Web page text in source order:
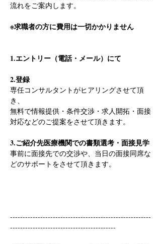
流れをご案内します。
※求職者の方に費用は一切かかりません
1.エントリー（電話・メール）にて
2.登録
専任コンサルタントがヒアリングさせて頂
き、
無料で情報提供・条件交渉・求人開拓・面接
対応などのご提案をさせて頂きます。
3.ご紹介先医療機関での書類選考・面接見学
事前に面接先での交渉や、当日の面接同席な
どのサポートをさせて頂きます。
--------------------------------------------------------
------------------------------------------